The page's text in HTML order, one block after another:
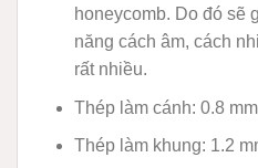
honeycomb. Do đó sẽ
năng cách âm, cách
rất nhiều.
Thép làm cánh: 0.8 mm
Thép làm khung: 1.2